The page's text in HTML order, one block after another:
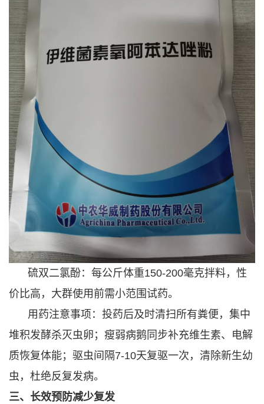
硫双二氯酚：每公斤体重150-200毫克拌料，性
价比高，大群使用前需小范围试药。
用药注意事项：投药后及时清扫所有粪便，集中
堆积发酵杀灭虫卵；瘦弱病鹅同步补充维生素、电解
质恢复体能；驱虫间隔7-10天复驱一次，清除新生幼
虫，杜绝反复发病。
三、长效预防减少复发